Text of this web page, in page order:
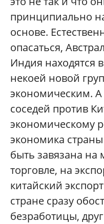
принципиально
основе.
опасаться,
Индия находятся
некоей новой
экономическим.
соседей против
экономическому
экономика
быть завязана
торговле, на
китайский
стране сразу
безработицы,